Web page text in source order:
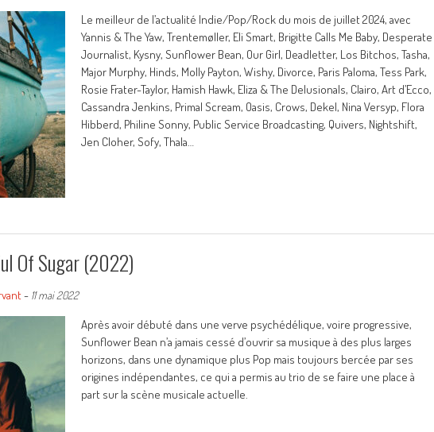
Le meilleur de l’actualité Indie/Pop/Rock du mois de juillet 2024, avec
Yannis & The Yaw, Trentemøller, Eli Smart, Brigitte Calls Me Baby, Desperate
Journalist, Kysny, Sunflower Bean, Our Girl, Deadletter, Los Bitchos, Tasha,
Major Murphy, Hinds, Molly Payton, Wishy, Divorce, Paris Paloma, Tess Park,
Rosie Frater-Taylor, Hamish Hawk, Eliza & The Delusionals, Clairo, Art d’Ecco,
Cassandra Jenkins, Primal Scream, Oasis, Crows, Dekel, Nina Versyp, Flora
Hibberd, Philine Sonny, Public Service Broadcasting, Quivers, Nightshift,
Jen Cloher, Sofy, Thala…
Of Sugar (2022)
- 11 mai 2022
Après avoir débuté dans une verve psychédélique, voire progressive,
Sunflower Bean n’a jamais cessé d’ouvrir sa musique à des plus larges
horizons, dans une dynamique plus Pop mais toujours bercée par ses
origines indépendantes, ce qui a permis au trio de se faire une place à
part sur la scène musicale actuelle.